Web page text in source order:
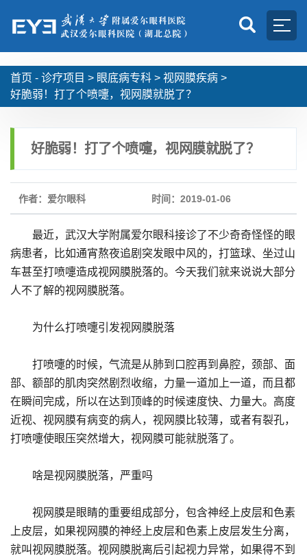
首页 - 诊疗项目 > 眼底病专科 > 视网膜疾病 >
好脆弱！打了个喷嚏，视网膜就脱了？
好脆弱！打了个喷嚏，视网膜就脱了？
作者：爱尔眼科 时间：2019-01-06
最近，武汉大学附属爱尔眼科接诊了不少奇奇怪怪的眼
病患者，比如通宵熬夜追剧突发眼中风的，打篮球、坐过山
车甚至打喷嚏造成视网膜脱落的。今天我们就来说说大部分
人不了解的视网膜脱落。
为什么打喷嚏引发视网膜脱落
打喷嚏的时候，气流是从肺到口腔再到鼻腔，颈部、面
部、额部的肌肉突然剧烈收缩，力量一道加上一道，而且都
在瞬间完成，所以在达到顶峰的时候速度快、力量大。高度
近视、视网膜有病变的病人，视网膜比较薄，或者有裂孔，
打喷嚏使眼压突然增大，视网膜可能就脱落了。
啥是视网膜脱落，严重吗
视网膜是眼睛的重要组成部分，包含神经上皮层和色素
上皮层，如果视网膜的神经上皮层和色素上皮层发生分离，
就叫视网膜脱落。视网膜脱离后引起视力异常，如果得不到